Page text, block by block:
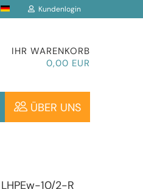
Kundenlogin
IHR WARENKORB
0,00 EUR
ÜBER UNS
10/2-R